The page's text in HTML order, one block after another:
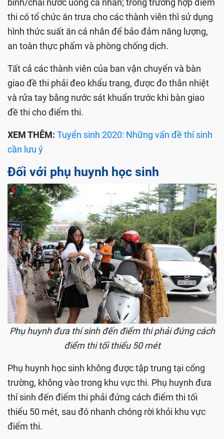
bình/chai nước uống cá nhân; trong trường hợp điểm
thi có tổ chức ăn trưa cho các thành viên thì sử dụng
hình thức suất ăn cá nhân để bảo đảm năng lượng,
an toàn thực phẩm và phòng chống dịch.
Tất cả các thành viên của ban vận chuyển và bàn
giao đề thi phải đeo khẩu trang, được đo thân nhiệt
và rửa tay bằng nước sát khuẩn trước khi bàn giao
đề thi cho điểm thi.
XEM THÊM: Tuyển sinh 2020: Những vấn đề thí sinh
cần lưu ý
Đối với phụ huynh học sinh
Phụ huynh đưa thí sinh đến điểm thi phải đứng cách
điểm thi tối thiểu 50 mét
Phụ huynh học sinh không được tập trung tại cổng
trường, không vào trong khu vực thi. Phụ huynh đưa
thí sinh đến điểm thi phải đứng cách điểm thi tối
thiểu 50 mét, sau đó nhanh chóng rời khỏi khu vực
điểm thi.